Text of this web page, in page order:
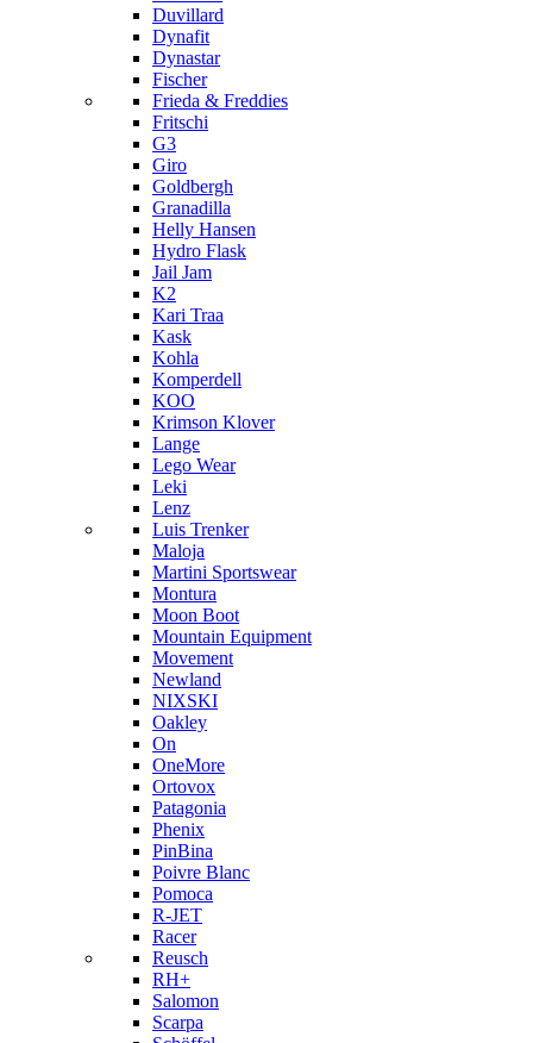
Duvillard
Dynafit
Dynastar
Fischer
Frieda & Freddies
Fritschi
G3
Giro
Goldbergh
Granadilla
Helly Hansen
Hydro Flask
Jail Jam
K2
Kari Traa
Kask
Kohla
Komperdell
KOO
Krimson Klover
Lange
Lego Wear
Leki
Lenz
Luis Trenker
Maloja
Martini Sportswear
Montura
Moon Boot
Mountain Equipment
Movement
Newland
NIXSKI
Oakley
On
OneMore
Ortovox
Patagonia
Phenix
PinBina
Poivre Blanc
Pomoca
R-JET
Racer
Reusch
RH+
Salomon
Scarpa